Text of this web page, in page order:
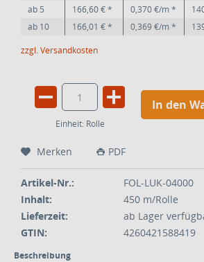
ab 5 166,60 € * 0,370 €/m *
ab 10 166,01 € * 0,369 €/m *
zzgl. Versandkosten
Einheit: Rolle
In den
Merken PDF
Artikel-Nr.:
FOL-LUK-04000
Inhalt:
450 m/Rolle
Lieferzeit:
ab Lager
GTIN:
4260421588419
Beschreibung